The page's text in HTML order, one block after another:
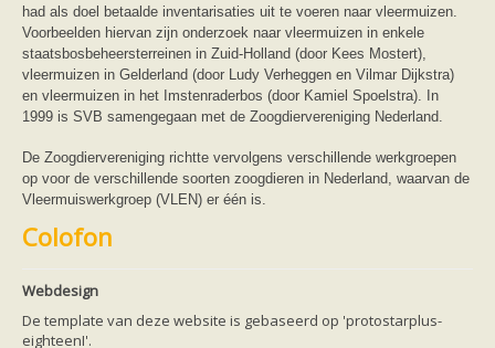
had als doel betaalde inventarisaties uit te voeren naar vleermuizen.
Voorbeelden hiervan zijn onderzoek naar vleermuizen in enkele
staatsbosbeheersterreinen in Zuid-Holland (door Kees Mostert),
vleermuizen in Gelderland (door Ludy Verheggen en Vilmar Dijkstra)
en vleermuizen in het Imstenraderbos (door Kamiel Spoelstra). In
1999 is SVB samengegaan met de Zoogdiervereniging Nederland.
De Zoogdiervereniging richtte vervolgens verschillende werkgroepen
op voor de verschillende soorten zoogdieren in Nederland, waarvan de
Vleermuiswerkgroep (VLEN) er één is.
Colofon
Webdesign
De template van deze website is gebaseerd op 'protostarplus-
eighteenI'.